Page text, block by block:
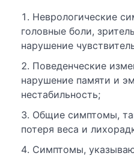
Неврологические
головные боли,
нарушение
Поведенческие
нарушение памяти и
нестабильность;
Общие симптомы,
потеря веса и
Симптомы,